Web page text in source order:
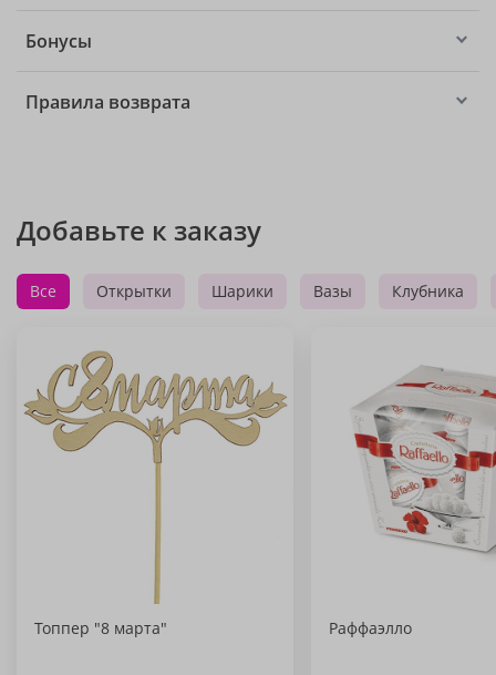
Бонусы
Правила возврата
Добавьте к заказу
Все Открытки Шарики Вазы Клубника
Топпер "8 марта" Раффаэлло